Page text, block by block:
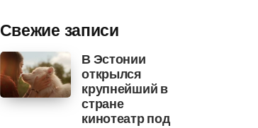
Свежие записи
В Эстонии
открылся
крупнейший в
стране
кинотеатр под